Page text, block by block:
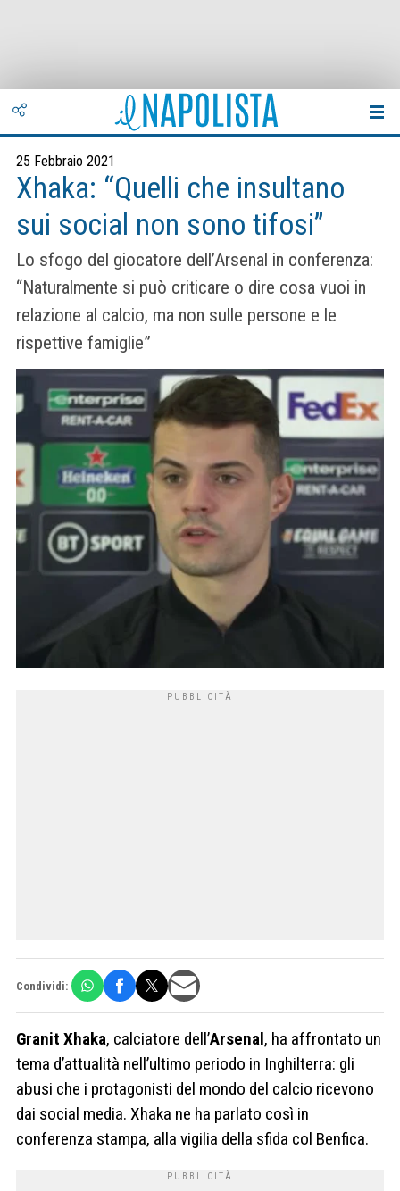
25 Febbraio 2021
Xhaka: “Quelli che insultano
sui social non sono tifosi”
Lo sfogo del giocatore dell’Arsenal in conferenza:
“Naturalmente si può criticare o dire cosa vuoi in
relazione al calcio, ma non sulle persone e le
rispettive famiglie”
Condividi:
Granit Xhaka, calciatore dell’Arsenal, ha affrontato un
tema d’attualità nell’ultimo periodo in Inghilterra: gli
abusi che i protagonisti del mondo del calcio ricevono
dai social media. Xhaka ne ha parlato così in
conferenza stampa, alla vigilia della sfida col Benfica.